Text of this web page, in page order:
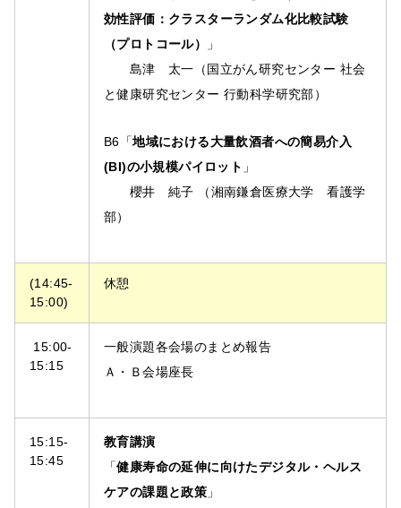
効性評価：クラスターランダム化比較試験
（プロトコール）
」
島津 太一（国立がん研究センター 社会
と健康研究センター 行動科学研究部）
B6「地域における大量飲酒者への簡易介入
(BI)の小規模パイロット 」
櫻井 純子 （湘南鎌倉医療大学 看護学
部）
(14:45-
15:00)
休憩
15:00-
15:15
一般演題各会場のまとめ報告
Ａ・Ｂ会場座長
15:15-
15:45
教育講演
「健康寿命の延伸に向けたデジタル・ヘルス
ケアの課題と政策 」